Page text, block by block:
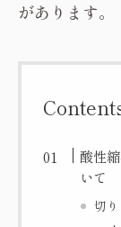
があります。
酸性
いて
切